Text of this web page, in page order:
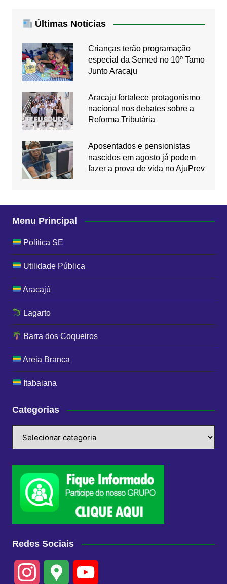
Últimas Notícias
Crianças terão programação
especial da Semed no 10º Tamo
Junto Aracaju
Aracaju fortalece protagonismo
nacional nos debates sobre a
Reforma Tributária
Aposentados e pensionistas
nascidos em agosto já podem
fazer a prova de vida no AjuPrev
Menu Principal
Política SE
Utilidade Pública
Aracajú
Lagarto
Barra dos Coqueiros
Areia Branca
Itabaiana
Categorias
Redes Sociais